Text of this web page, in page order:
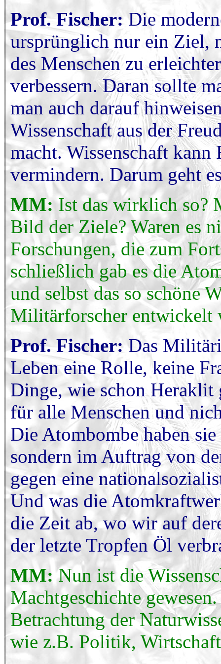
Prof. Fischer:Die
ursprünglich nur ein Ziel,
des Menschen zu
verbessern. Daran sollte
man auch darauf
Wissenschaft aus der
macht. Wissenschaft
vermindern. Darum geht
MM:Ist das wirklich so?
Bild der Ziele? Waren es
Forschungen, die zum
schließlich gab es die
und selbst das so schöne
Militärforscher entwickelt
Prof. Fischer:Das
Leben eine Rolle, keine
Dinge, wie schon Heraklit
für alle Menschen und
Die Atombombe haben
sondern im Auftrag von
gegen eine
Und was die
die Zeit ab, wo wir auf
der letzte Tropfen Öl
MM:Nun ist die
Machtgeschichte
Betrachtung der
wie z.B. Politik,